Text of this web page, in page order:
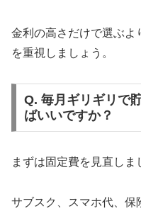
金利の高さだけで選ぶよ
を重視しましょう。
Q. 毎月ギリギリで
ばいいですか？
まずは固定費を見直しま
サブスク、スマホ代、保